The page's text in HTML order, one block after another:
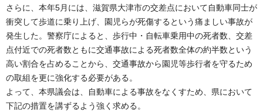
さらに、本年5月には、滋賀県大津市の交差点において自動車同士が
衝突して歩道に乗り上げ、園児らが死傷するという痛ましい事故が
発生した。警察庁によると、歩行中・自転車乗用中の死者数、交差
点付近での死者数ともに交通事故による死者数全体の約半数という
高い割合を占めることから、交通事故から園児等歩行者を守るため
の取組を更に強化する必要がある。
よって、本県議会は、自動車による事故をなくすため、県において
下記の措置を講ずるよう強く求める。